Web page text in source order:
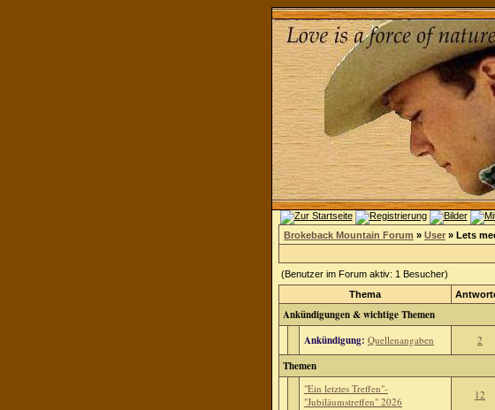
Brokeback Mountain Forum » User » Lets
(Benutzer im Forum aktiv: 1 Besucher)
Thema
Ankündigungen & wichtige Themen
Ankündigung: Quellenangaben 2
Themen
"Ein letztes Treffen"-
"Jubiläumstreffen" 2026
12